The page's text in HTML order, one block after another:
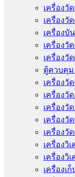
เครื่องวั
เครื่องวั
เครื่อง
เครื่องวั
เครื่องวั
ตู้ควบคุ
เครื่อง
เครื่องวั
เครื่องวั
เครื่องวั
เครื่อง
เครื่องวิ
เครื่องวิ
เครื่องเ